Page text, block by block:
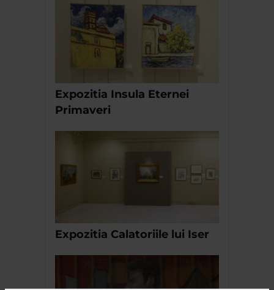
Expozitia Insula Eternei
Primaveri
Expozitia Calatoriile lui Iser